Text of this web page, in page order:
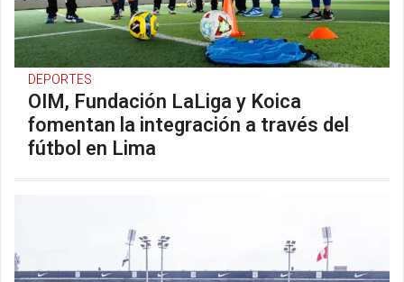
DEPORTES
OIM, Fundación LaLiga y Koica
fomentan la integración a través del
fútbol en Lima